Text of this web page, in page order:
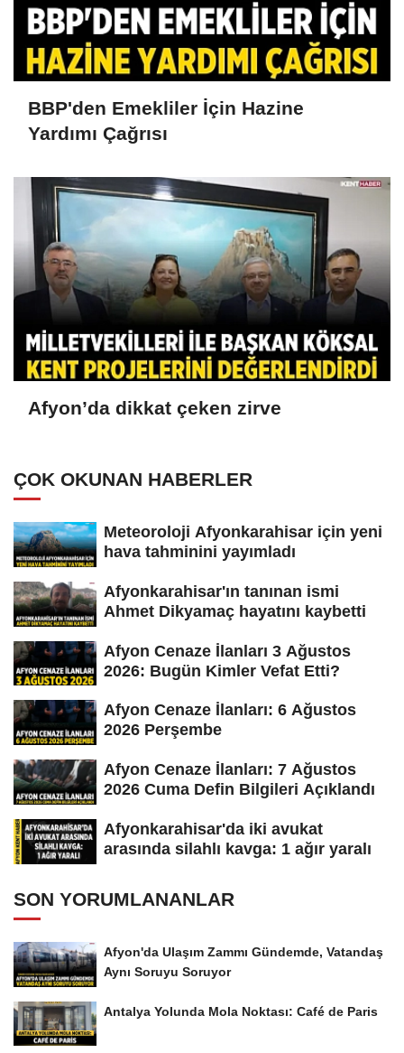
BBP'den Emekliler İçin Hazine
Yardımı Çağrısı
Afyon’da dikkat çeken zirve
ÇOK OKUNAN HABERLER
Meteoroloji Afyonkarahisar için yeni
hava tahminini yayımladı
Afyonkarahisar'ın tanınan ismi
Ahmet Dikyamaç hayatını kaybetti
Afyon Cenaze İlanları 3 Ağustos
2026: Bugün Kimler Vefat Etti?
Afyon Cenaze İlanları: 6 Ağustos
2026 Perşembe
Afyon Cenaze İlanları: 7 Ağustos
2026 Cuma Defin Bilgileri Açıklandı
Afyonkarahisar'da iki avukat
arasında silahlı kavga: 1 ağır yaralı
SON YORUMLANANLAR
Afyon'da Ulaşım Zammı Gündemde, Vatandaş
Aynı Soruyu Soruyor
Antalya Yolunda Mola Noktası: Café de Paris